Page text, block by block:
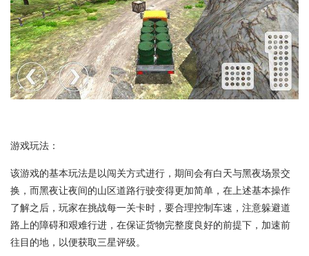
游戏玩法：
该游戏的基本玩法是以闯关方式进行，期间会有白天与黑夜场景交
换，而黑夜让夜间的山区道路行驶变得更加简单，在上述基本操作
了解之后，玩家在挑战每一关卡时，要合理控制车速，注意躲避道
路上的障碍和艰难行进，在保证货物完整度良好的前提下，加速前
往目的地，以便获取三星评级。